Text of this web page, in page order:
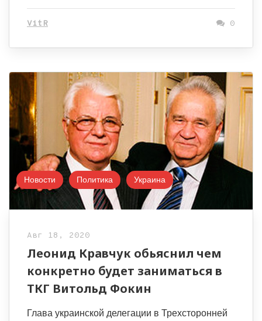
VitR 0
Новости Политика Украина
Авг 18, 2020
Леонид Кравчук обьяснил чем
конкретно будет заниматься в
ТКГ Витольд Фокин
Глава украинской делегации в Трехсторонней